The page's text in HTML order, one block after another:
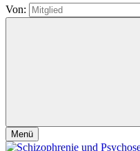
Von:
Menü